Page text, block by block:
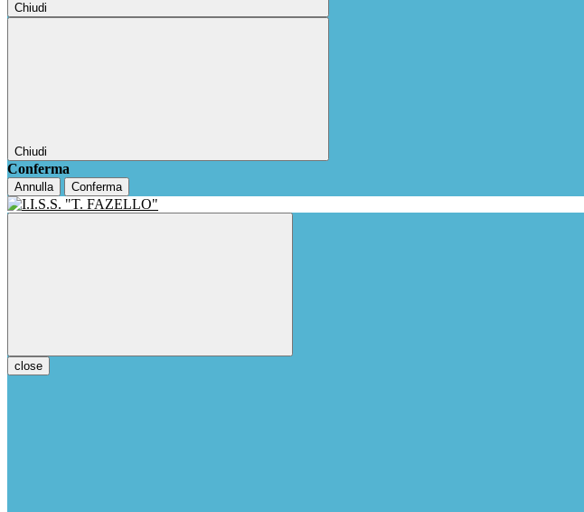
Chiudi
Chiudi
Conferma
Annulla Conferma
close